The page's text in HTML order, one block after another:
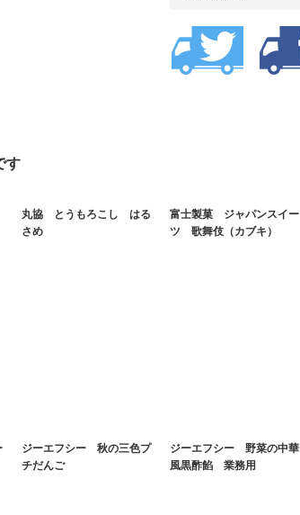
す
丸協 とうもろこし はる
さめ
富士製菓 ジャパンスイー
ツ 歌舞伎（カブキ）
ジーエフシー 秋の三色プ
チだんご
ジーエフシー 野菜の中華
風黒酢餡 業務用